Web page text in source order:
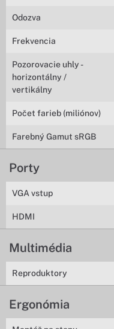
Odozva
Frekvencia
Pozorovacie uhly -
horizontálny /
vertikálny
Počet farieb (miliónov)
Farebný Gamut sRGB
Porty
VGA vstup
HDMI
Multimédia
Reproduktory
Ergonómia